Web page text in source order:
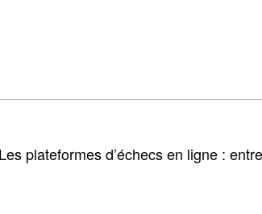
Les plateformes d’échecs en ligne :